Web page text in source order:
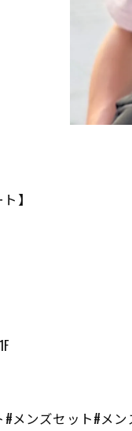
】
メンズセット#メ